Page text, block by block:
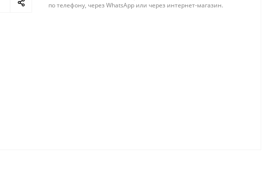
по телефону, через WhatsApp или через интернет-магазин.